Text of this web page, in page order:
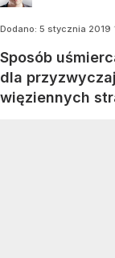
Dodano: 5 stycznia 2019
Sposób
dla
więziennych